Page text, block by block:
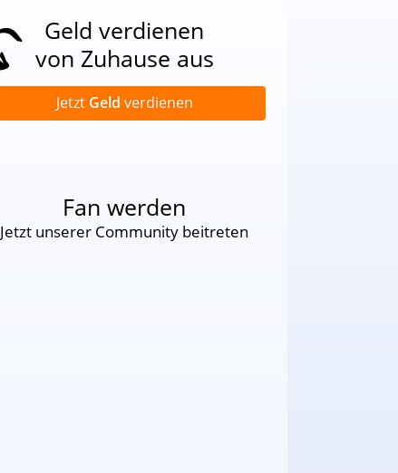
Geld verdienen
von Zuhause aus
Jetzt Geld verdienen
Fan werden
Jetzt unserer Community beitreten